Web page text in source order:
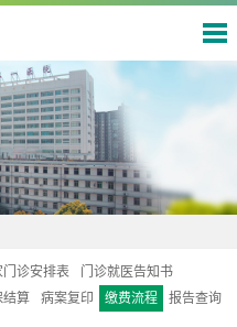
门诊安排表
门诊就医告知书
结算 病案复印 缴费流程
报告查询